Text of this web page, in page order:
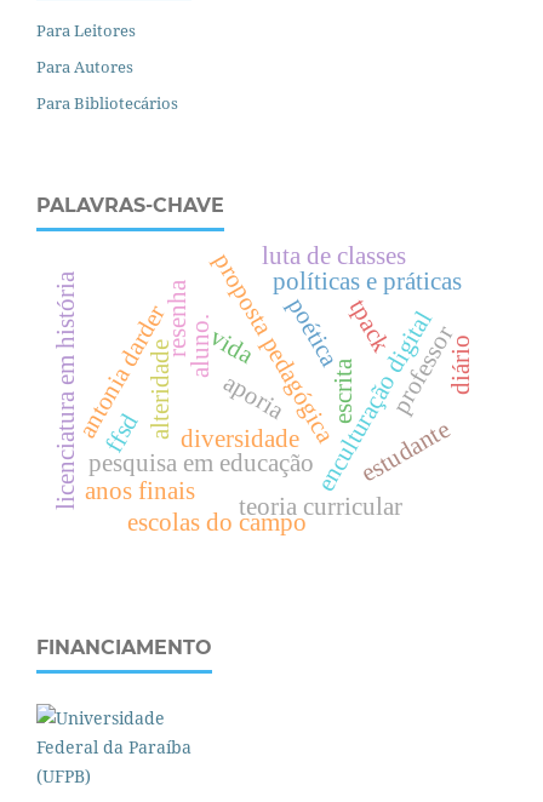
Para Leitores
Para Autores
Para Bibliotecários
PALAVRAS-CHAVE
proposta pedagógicaenculturação digital
pesquisa em educação
escrita
diversidade
tpack
alteridade
poética
teoria curricular
políticas e práticas
escolas do campo
ffsd
licenciatura em história vida professor
aluno.
antonia darderresenha
estudante
diário
aporia
anos finais
luta de classes
FINANCIAMENTO